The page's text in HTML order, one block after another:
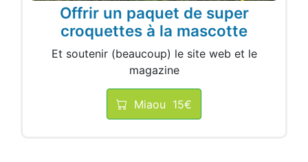
Offrir un paquet de super
croquettes à la mascotte
Et soutenir (beaucoup) le site web et le
magazine
Miaou 15€